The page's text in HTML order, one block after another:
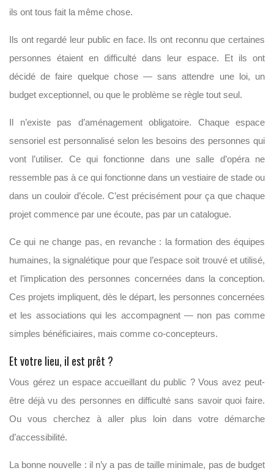
ils ont tous fait la même chose.
Ils ont regardé leur public en face. Ils ont reconnu que certaines
personnes étaient en difficulté dans leur espace. Et ils ont
décidé de faire quelque chose — sans attendre une loi, un
budget exceptionnel, ou que le problème se règle tout seul.
Il n’existe pas d’aménagement obligatoire. Chaque espace
sensoriel est personnalisé selon les besoins des personnes qui
vont l’utiliser. Ce qui fonctionne dans une salle d’opéra ne
ressemble pas à ce qui fonctionne dans un vestiaire de stade ou
dans un couloir d’école. C’est précisément pour ça que chaque
projet commence par une écoute, pas par un catalogue.
Ce qui ne change pas, en revanche : la formation des équipes
humaines, la signalétique pour que l’espace soit trouvé et utilisé,
et l’implication des personnes concernées dans la conception.
Ces projets impliquent, dès le départ, les personnes concernées
et les associations qui les accompagnent — non pas comme
simples bénéficiaires, mais comme co-concepteurs.
Et votre lieu, il est prêt ?
Vous gérez un espace accueillant du public ? Vous avez peut-
être déjà vu des personnes en difficulté sans savoir quoi faire.
Ou vous cherchez à aller plus loin dans votre démarche
d’accessibilité.
La bonne nouvelle : il n’y a pas de taille minimale, pas de budget